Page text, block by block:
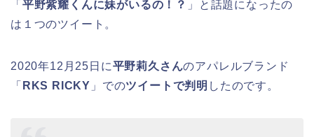
「 平野紫耀くんに妹がいるの！？ 」と話題になったの
は１つのツイート。
2020年12月25日に平野莉久さんのアパレルブランド
「 RKS RICKY 」でのツイートで判明 したのです。